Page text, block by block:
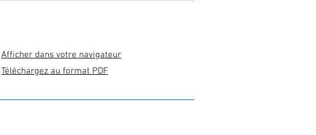
Afficher dans votre navigateur
Téléchargez au format PDF